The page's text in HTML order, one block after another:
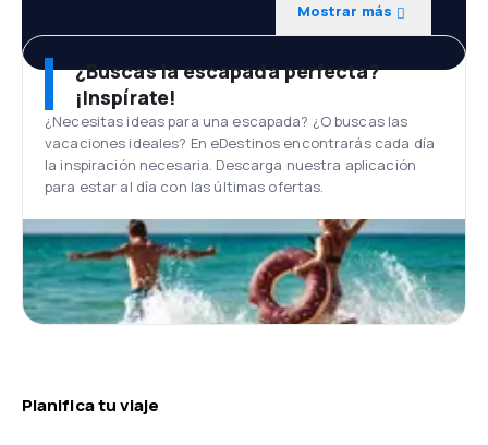
Mostrar más
¿Buscas la escapada perfecta?
¡Inspírate!
¿Necesitas ideas para una escapada? ¿O buscas las
vacaciones ideales? En eDestinos encontrarás cada día
la inspiración necesaria. Descarga nuestra aplicación
para estar al día con las últimas ofertas.
Planifica tu viaje